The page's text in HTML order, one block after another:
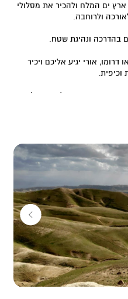
ים המלח ולהכיר את מסלולי
ולרוחבה.
בהדרכה ונהיגת שטח.
אורי יגיע אליכם ויכיר
העשירה של האזור לאורך
וסיפורים על מפעל
ועוד..